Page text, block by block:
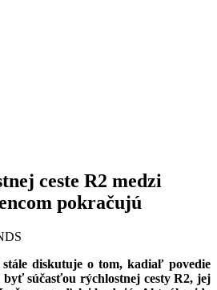
ceste R2 medzi
pokračujú
diskutuje o tom, kadiaľ povedie
súčasťou rýchlostnej cesty R2, jej